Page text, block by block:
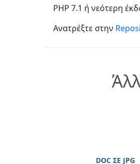
PHP 7.1 ή νεότερη
Ανατρέξτε στην
DOC ΣΕ JPG